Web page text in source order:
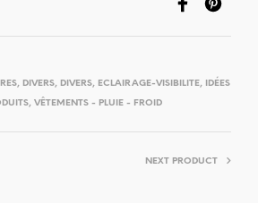
, DIVERS, DIVERS, ECLAIRAGE-VISIBILITE, IDÉES
, VÊTEMENTS - PLUIE - FROID
NEXT PRODUCT